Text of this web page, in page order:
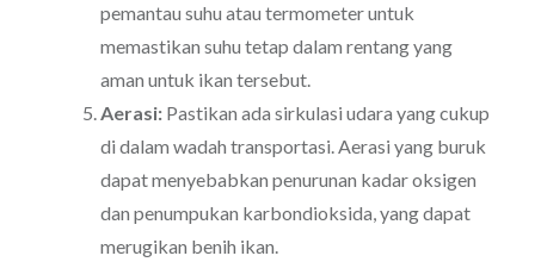
pemantau suhu atau termometer untuk
memastikan suhu tetap dalam rentang yang
aman untuk ikan tersebut.
Aerasi:Pastikan ada sirkulasi udara yang cukup
di dalam wadah transportasi. Aerasi yang buruk
dapat menyebabkan penurunan kadar oksigen
dan penumpukan karbondioksida, yang dapat
merugikan benih ikan.